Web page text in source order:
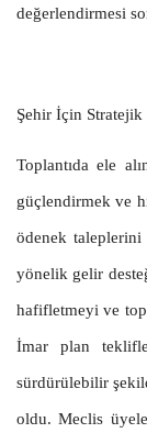
değerlendirmesi
Şehir İçin Stratejik
Toplantıda ele
güçlendirmek ve
ödenek taleplerini
yönelik gelir
hafifletmeyi ve
İmar plan
sürdürülebilir
oldu. Meclis